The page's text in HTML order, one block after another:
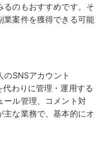
るのもおすすめです。そ
業案件を獲得できる可能
SNSアカウント
わりに管理・運用する
ール管理、コメント対
主な業務で、基本的にオ